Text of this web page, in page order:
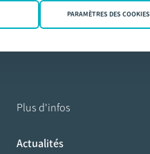
Plus d'infos
Actualités
PARAMÈTRES DES COOKIES